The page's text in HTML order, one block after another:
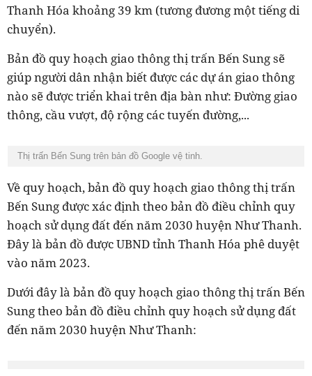
Thanh Hóa khoảng 39 km (tương đương một tiếng di
chuyển).
Bản đồ quy hoạch giao thông thị trấn Bến Sung sẽ
giúp người dân nhận biết được các dự án giao thông
nào sẽ được triển khai trên địa bàn như: Đường giao
thông, cầu vượt, độ rộng các tuyến đường,...
Thị trấn Bến Sung trên bản đồ Google vệ tinh.
Về quy hoạch, bản đồ quy hoạch giao thông thị trấn
Bến Sung được xác định theo bản đồ điều chỉnh quy
hoạch sử dụng đất đến năm 2030 huyện Như Thanh.
Đây là bản đồ được UBND tỉnh Thanh Hóa phê duyệt
vào năm 2023.
Dưới đây là bản đồ quy hoạch giao thông thị trấn Bến
Sung theo bản đồ điều chỉnh quy hoạch sử dụng đất
đến năm 2030 huyện Như Thanh: